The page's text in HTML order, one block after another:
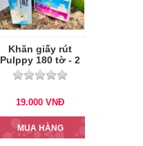
Khăn giấy rút
Pulppy 180 tờ - 2
lớp
19.000 VNĐ
MUA HÀNG